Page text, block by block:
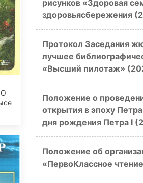
О
рисунков «Здоровая
здоровьясбережения
Протокол Заседания
лучшее
«Высший пилотаж»
Положение о
открытия в эпоху
дня рождения Петра I
Положение об
«ПервоКлассное